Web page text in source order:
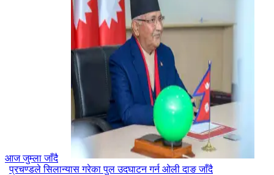
आज जुम्ला जाँदै
प्रचण्डले सिलान्यास गरेका पुल उदघाटन गर्न ओली दाङ जाँदै